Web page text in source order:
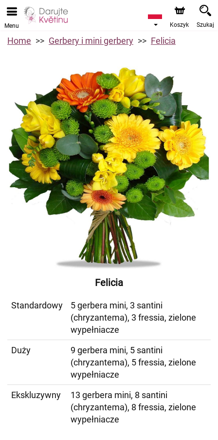
Menu Koszyk Szukaj
Home Gerbery i mini gerbery Felicia
Felicia
Standardowy
5 gerbera mini, 3 santini
(chryzantema), 3 fressia, zielone
wypełniacze
Duży
9 gerbera mini, 5 santini
(chryzantema), 5 fressia, zielone
wypełniacze
Ekskluzywny
13 gerbera mini, 8 santini
(chryzantema), 8 fressia, zielone
wypełniacze